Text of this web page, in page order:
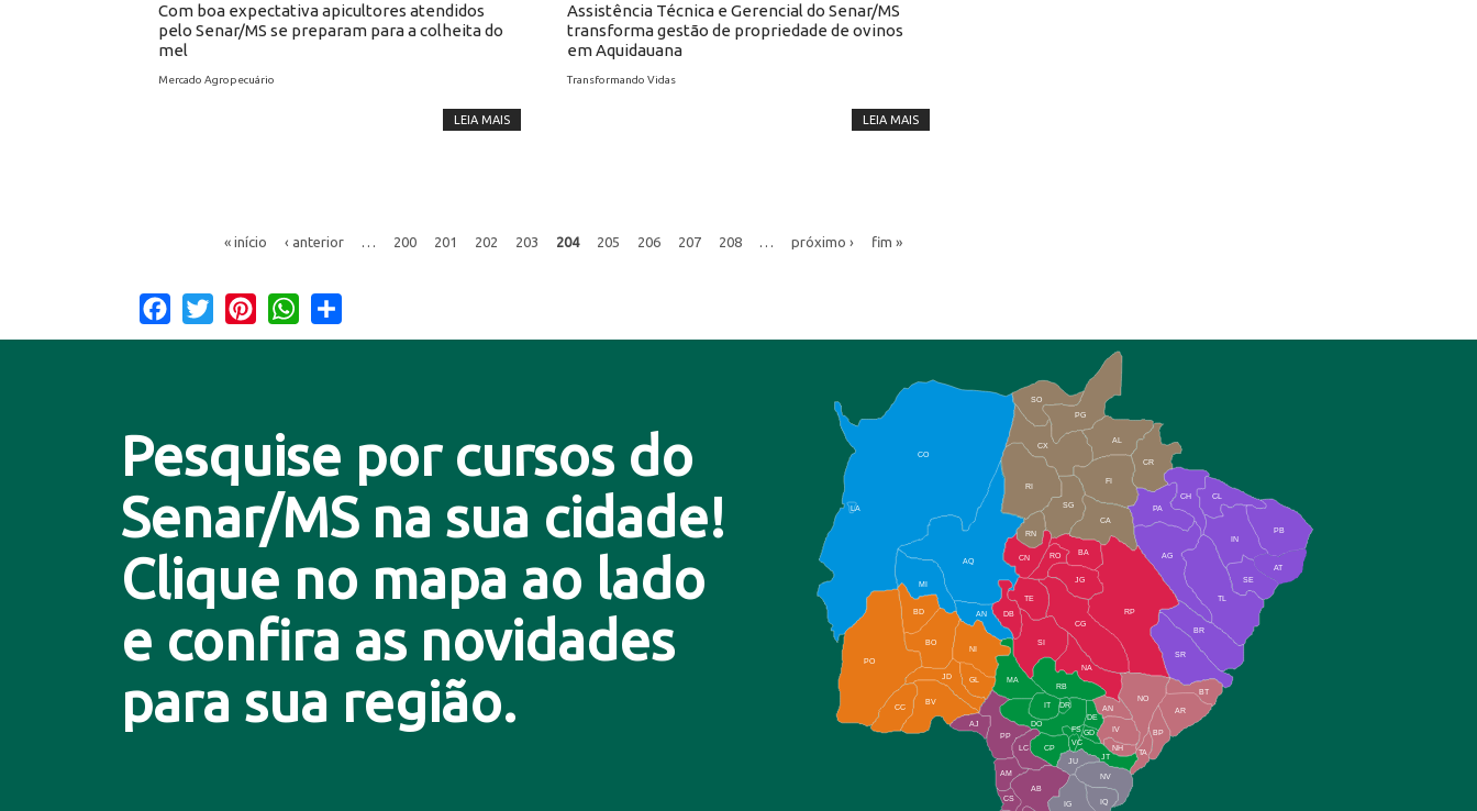
Com boa expectativa apicultores atendidos
pelo Senar/MS se preparam para a colheita do
mel
Mercado Agropecuário
LEIA MAIS
Assistência Técnica e Gerencial do Senar/MS
transforma gestão de propriedade de ovinos
em Aquidauana
Transformando Vidas
LEIA MAIS
« início ‹ anterior 200 201 202 203 204 205 206 207 208 próximo › fim »
Facebook
Twitter PinterestWhatsApp
Pesquise por cursos do
Senar/MS na sua cidade!
Clique no mapa ao lado
e confira as novidades
para sua região.
CO
AQ
MI
AN
CX
RI
AL
CR
FI
SG
BA
CA
PA
CH CL
PB
SE
TL
AG
BR
SR
BT
AR
RP
RO
JG
CG
SI
NA
TA
NH
JT
RB
MA
IT
DR
DO
CP
JU
NV
IQ
BD
BO
NI
JD
PO
BV
CC
PP
AJ
LC
AM
AB
DB
TE
CS
IG
IN
NO
BP
RN
CN
GL
AN
IV
FS
VC
GD
DE
AT
PG
SO
LA